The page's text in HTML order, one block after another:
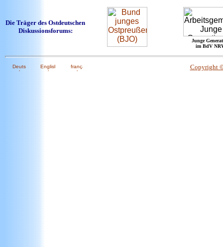
Die Träger des Ostdeutschen
Diskussionsforums:
Junge
im BdV
Copyright